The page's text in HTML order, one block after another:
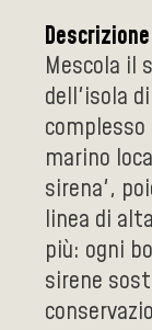
Mescola il
dell'isola
complesso
marino
sirena',
linea di
più: ogni
sirene